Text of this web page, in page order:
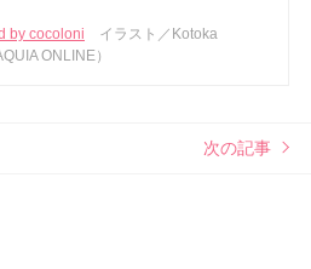
by cocoloni イラスト／Kotoka
ONLINE）
次の記事